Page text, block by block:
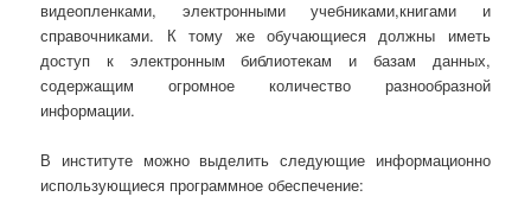
видеопленками, электронными учебниками,книгами и
справочниками. К тому же обучающиеся должны иметь
доступ к электронным библиотекам и базам данных,
содержащим огромное количество разнообразной
информации.
В институте можно выделить следующие информационно
использующиеся программное обеспечение: